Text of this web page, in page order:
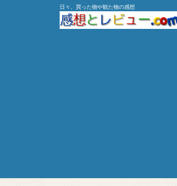
日々、買った物や観た物の感想